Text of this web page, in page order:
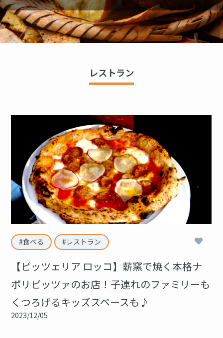
レストラン
食べる レストラン
【ピッツェリア ロッコ】薪窯で焼く本格ナ
ポリピッツァのお店！子連れのファミリーも
くつろげるキッズスペースも♪
2023/12/05